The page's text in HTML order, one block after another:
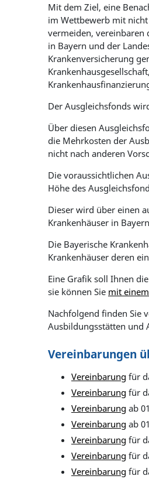
Mit dem Ziel, eine
im Wettbewerb mit
vermeiden, vereinbaren
in Bayern und der
Krankenversicherung
Der Ausgleichsfonds
Über diesen
die Mehrkosten der
nicht nach anderen
Die voraussichtlichen
Höhe des
Dieser wird über einen
Krankenhäuser in
Die Bayerische
Krankenhäuser deren
Eine Grafik soll Ihnen
sie können Sie mit
Nachfolgend finden Sie
Ausbildungsstätten und
Vereinbarungen
Vereinbarung für
Vereinbarung für
Vereinbarung ab
Vereinbarung ab
Vereinbarung für
Vereinbarung für
Vereinbarung für